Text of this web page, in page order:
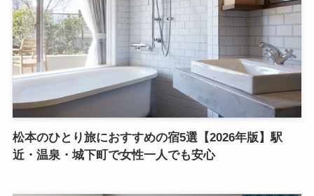
松本のひとり旅におすすめの宿5選【2026年版】駅
近・温泉・城下町で女性一人でも安心